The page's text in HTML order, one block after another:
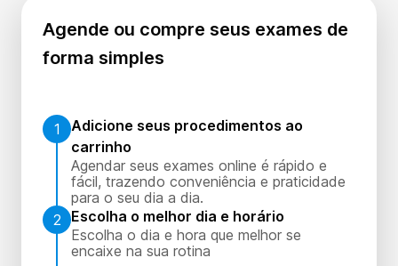
Agende ou compre seus exames de
forma simples
1
Adicione seus procedimentos ao
carrinho
Agendar seus exames online é rápido e
fácil, trazendo conveniência e praticidade
para o seu dia a dia.
2
Escolha o melhor dia e horário
Escolha o dia e hora que melhor se
encaixe na sua rotina